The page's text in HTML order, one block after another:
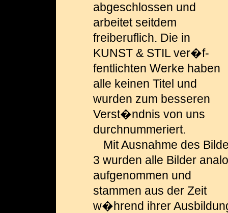
abgeschlossen und
arbeitet seitdem
freiberuflich. Die in
KUNST & STIL ver�f­
fentlichten Werke haben
alle keinen Titel und
wurden zum besseren
Verst�ndnis von uns
durchnummeriert.
Mit Ausnahme des
3 wurden alle Bilder
aufgenommen und
stammen aus der Zeit
w�hrend ihrer